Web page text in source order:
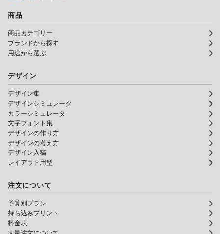
商品
商品カテゴリー
ブランドから探す
用途から選ぶ
デザイン
デザイン集
デザインシミュレータ
カラーシミュレータ
文字フォント集
デザインの作り方
デザインの考え方
デザイン入稿
レイアウト用型
注文について
予算別プラン
持ち込みプリント
料金表